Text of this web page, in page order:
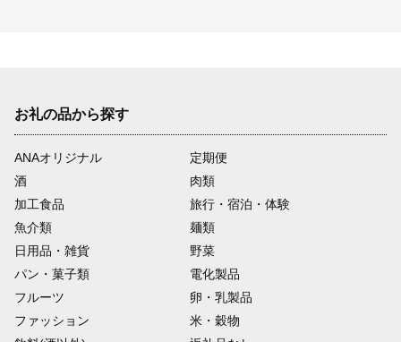
お礼の品から探す
ANAオリジナル
定期便
酒
肉類
加工食品
旅行・宿泊・体験
魚介類
麺類
日用品・雑貨
野菜
パン・菓子類
電化製品
フルーツ
卵・乳製品
ファッション
米・穀物